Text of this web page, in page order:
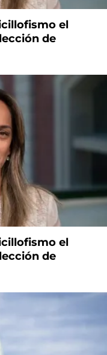
el
de
el
de